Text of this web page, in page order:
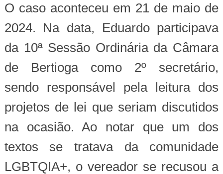
O caso aconteceu em 21 de maio de
2024. Na data, Eduardo participava
da 10ª Sessão Ordinária da Câmara
de Bertioga como 2º secretário,
sendo responsável pela leitura dos
projetos de lei que seriam discutidos
na ocasião. Ao notar que um dos
textos se tratava da comunidade
LGBTQIA+, o vereador se recusou a